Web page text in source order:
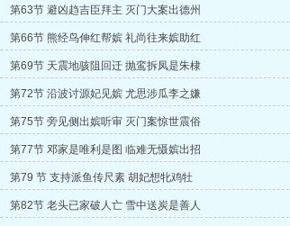
第63节 避凶趋吉臣拜主 灭门大案出德州
第66节 熊经鸟伸红帮嫔 礼尚往来嫔助红
第69节 天震地骇阻回迁 抛鸾拆凤是朱棣
第72节 沿波讨源妃见嫔 尤思涉瓜李之嫌
第75节 旁见侧出嫔听审 灭门案惊世震俗
第77节 邓家是唯利是图 临难无慑嫔出招
第79 节 支持派鱼传尺素 胡妃想牝鸡牡
第82节 老头已家破人亡 雪中送炭是善人